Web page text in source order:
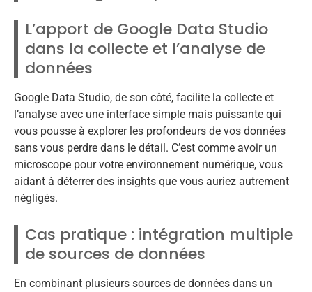
L’apport de Google Data Studio
dans la collecte et l’analyse de
données
Google Data Studio, de son côté, facilite la collecte et
l’analyse avec une interface simple mais puissante qui
vous pousse à explorer les profondeurs de vos données
sans vous perdre dans le détail. C’est comme avoir un
microscope pour votre environnement numérique, vous
aidant à déterrer des insights que vous auriez autrement
négligés.
Cas pratique : intégration multiple
de sources de données
En combinant plusieurs sources de données dans un